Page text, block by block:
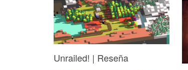
Unrailed! | Reseña